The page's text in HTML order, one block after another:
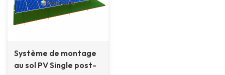
Système de montage
au sol PV Single post-